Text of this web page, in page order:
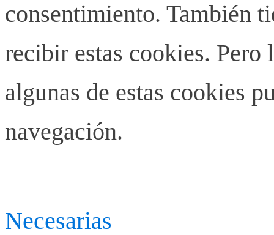
consentimiento. También
recibir estas cookies.
algunas de estas cookies
navegación.
Necesarias